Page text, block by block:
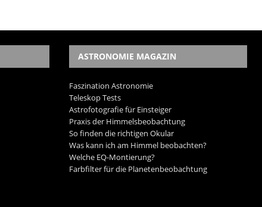
ASTRONOMIE MAGAZIN
Faszination Astronomie
Teleskop Tests
Astrofotografie für Einsteiger
Praxis der Himmelsbeobachtung
So finden die richtigen Okular
Was kann ich am Himmel beobachten?
Welche EQ-Montierung?
Farbfilter für die Planetenbeobachtung